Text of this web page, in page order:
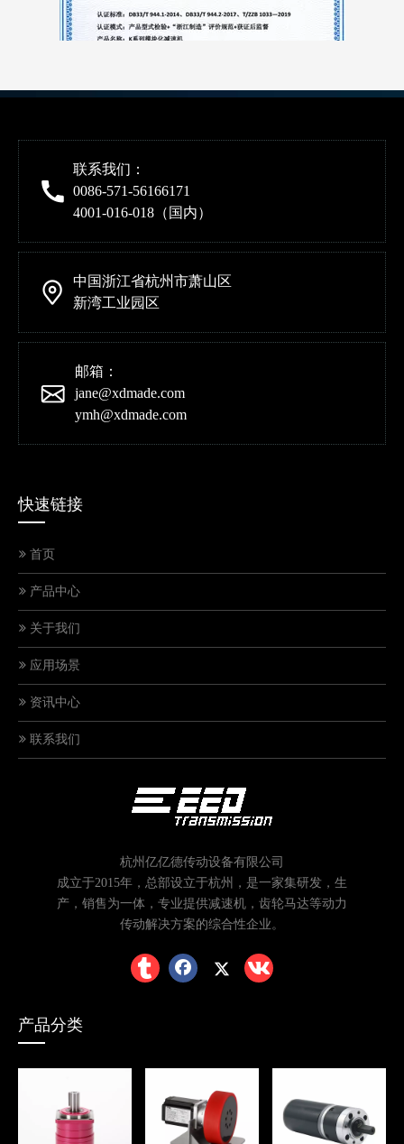
【重磅喜讯】亿亿德荣获“浙江制造”认证！
联系我们：
0086-571-56166171
4001-016-018（国内）
中国浙江省杭州市萧山区
新湾工业园区
邮箱：
jane@xdmade.com
ymh@xdmade.com
快速链接
首页
产品中心
关于我们
应用场景
资讯中心
联系我们
杭州亿亿德传动设备有限公司
成立于2015年，总部设立于杭州，是一家集研发，生
产，销售为一体，专业提供减速机，齿轮马达等动力
传动解决方案的综合性企业。
产品分类